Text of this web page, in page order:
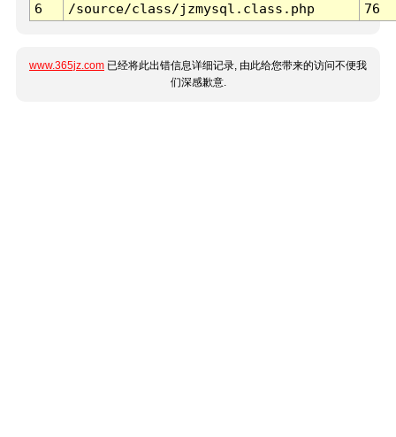
6
/source/class/jzmysql.class.php 76
www.365jz.com 已经将此出错信息详细记录, 由此给您带来的访问不便我
们深感歉意.